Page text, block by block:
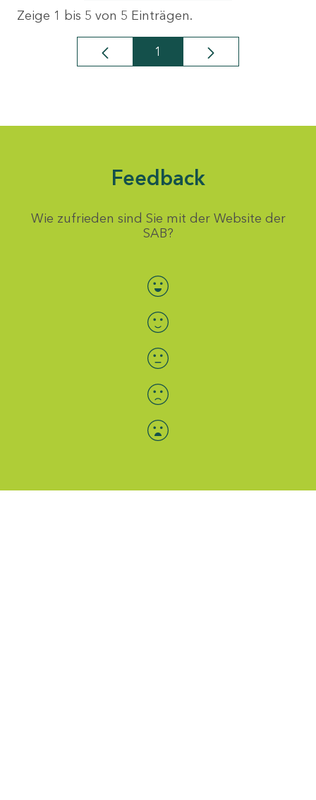
Zeige 1 bis 5 von 5 Einträgen.
Seite
1
Feedback
Wie zufrieden sind Sie mit der Website der
SAB?
Bewertung auswählen